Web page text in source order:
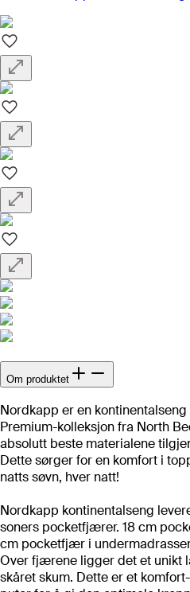
Om produktet
Nordkapp er en
Premium-kolleksjon fra North
absolutt beste materialene
Dette sørger for en komfort i
natts søvn, hver natt!
Nordkapp kontinentalseng
soners pocketfjærer. 18 cm
cm pocketfjær i
Over fjærene ligger det et unikt
skåret skum. Dette er et